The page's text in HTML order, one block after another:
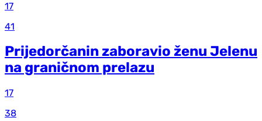
17
41
Prijedorčanin zaboravio ženu Jelenu
na graničnom prelazu
17
38